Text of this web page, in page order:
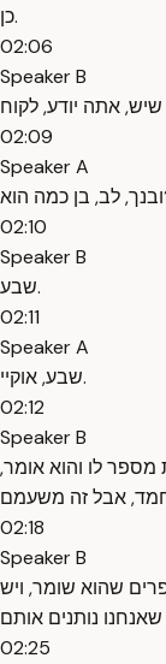
כן.
02:06
Speaker B
02:09
Speaker A
02:10
Speaker B
שבע.
02:11
Speaker A
שבע, אוקיי.
02:12
Speaker B
לו והוא אומר,
02:18
Speaker B
שהוא שומר, ויש
02:25